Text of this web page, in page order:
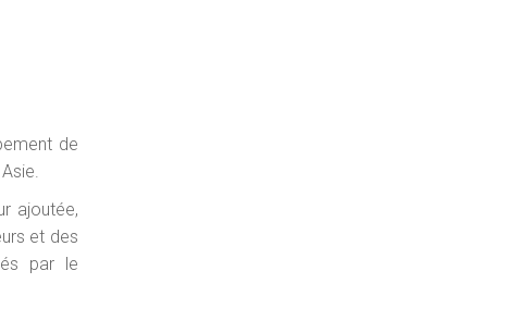
de
ajoutée,
et des
par le